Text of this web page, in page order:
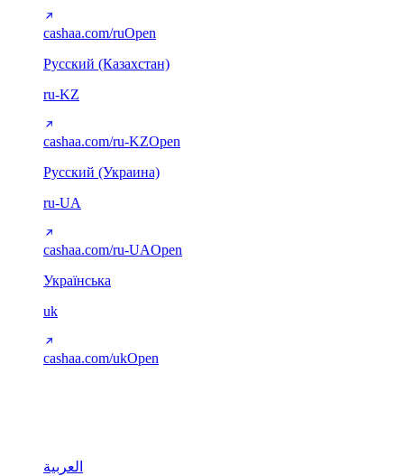
cashaa.com/ruOpen
Русский (Казахстан)
ru-KZ
cashaa.com/ru-KZOpen
Русский (Украина)
ru-UA
cashaa.com/ru-UAOpen
Українська
uk
cashaa.com/ukOpen
العربية